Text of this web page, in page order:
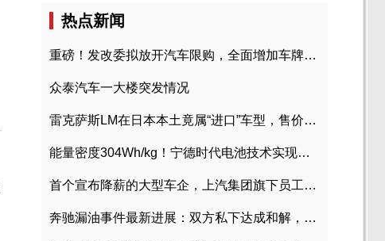
热点新闻
重磅！发改委拟放开汽车限购，全面增加车牌指标
众泰汽车一大楼突发情况
雷克萨斯LM在日本本土竟属“进口”车型，售价2580万日元
能量密度304Wh/kg！宁德时代电池技术实现突破
首个宣布降薪的大型车企，上汽集团旗下员工降薪文件曝光
奔驰漏油事件最新进展：双方私下达成和解，工商已介入调查